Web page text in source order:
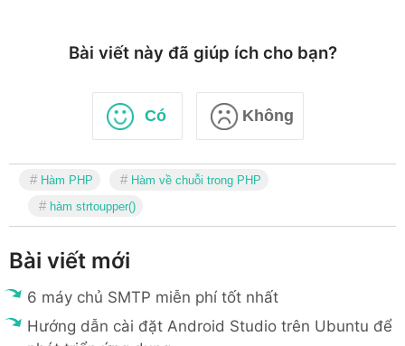
Bài viết này đã giúp ích cho bạn?
Có Không
Hàm PHP
Hàm về chuỗi trong PHP
hàm strtoupper()
Bài viết mới
6 máy chủ SMTP miễn phí tốt nhất
Hướng dẫn cài đặt Android Studio trên Ubuntu để